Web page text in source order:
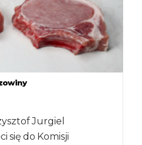
Jurgiel
się do Komisji